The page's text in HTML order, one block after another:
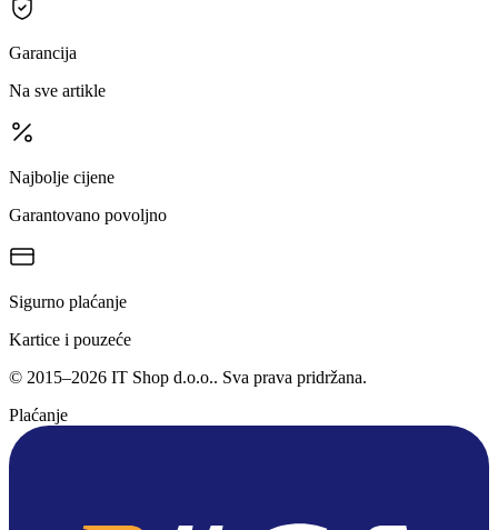
Garancija
Na sve artikle
Najbolje cijene
Garantovano povoljno
Sigurno plaćanje
Kartice i pouzeće
© 2015–2026 IT Shop d.o.o.. Sva prava pridržana.
Plaćanje